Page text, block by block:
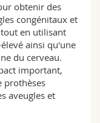
obtenir des
congénitaux et
en utilisant
ainsi qu'une
du cerveau.
important,
prothèses
aveugles et